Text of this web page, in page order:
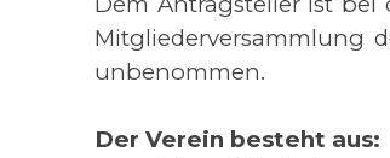
Mitgliederversammlung
unbenommen.
Der Verein besteht aus: